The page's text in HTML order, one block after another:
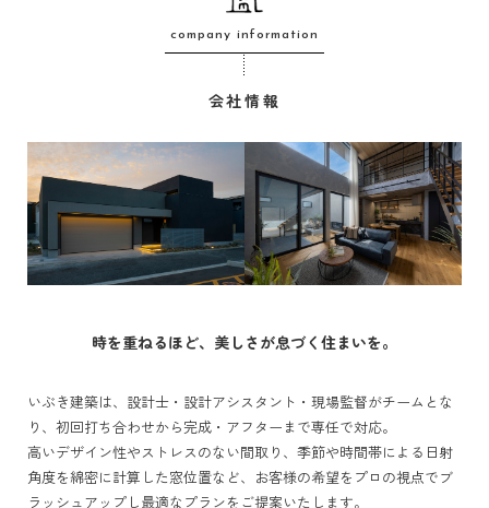
company information
会社情報
時を重ねるほど、美しさが息づく住まいを。
いぶき建築は、設計士・設計アシスタント・現場監督がチームとな
り、初回打ち合わせから完成・アフターまで専任で対応。
高いデザイン性やストレスのない間取り、季節や時間帯による日射
角度を綿密に計算した窓位置など、お客様の希望をプロの視点でブ
ラッシュアップし最適なプランをご提案いたします。